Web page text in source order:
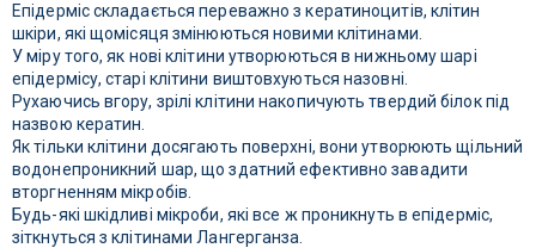
Епідерміс складається переважно з кератиноцитів, клітин
шкіри, які щомісяця змінюються новими клітинами.
У міру того, як нові клітини утворюються в нижньому шарі
епідермісу, старі клітини виштовхуються назовні.
Рухаючись вгору, зрілі клітини накопичують твердий білок під
назвою кератин.
Як тільки клітини досягають поверхні, вони утворюють щільний
водонепроникний шар, що здатний ефективно завадити
вторгненням мікробів.
Будь-які шкідливі мікроби, які все ж проникнуть в епідерміс,
зіткнуться з клітинами Лангерганза.